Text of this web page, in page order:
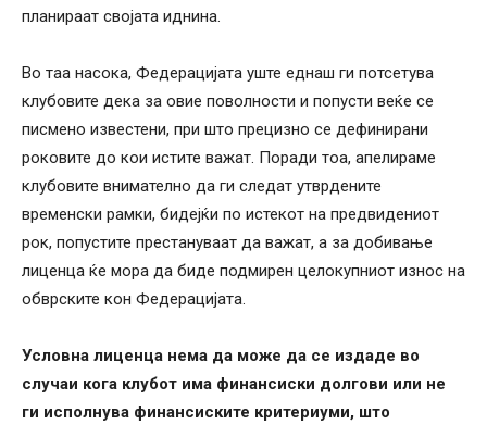
планираат својата иднина.
Во таа насока, Федерацијата уште еднаш ги потсетува
клубовите дека за овие поволности и попусти веќе се
писмено известени, при што прецизно се дефинирани
роковите до кои истите важат. Поради тоа, апелираме
клубовите внимателно да ги следат утврдените
временски рамки, бидејќи по истекот на предвидениот
рок, попустите престануваат да важат, а за добивање
лиценца ќе мора да биде подмирен целокупниот износ на
обврските кон Федерацијата.
Условна лиценца нема да може да се издаде во
случаи кога клубот има финансиски долгови или не
ги исполнува финансиските критериуми, што